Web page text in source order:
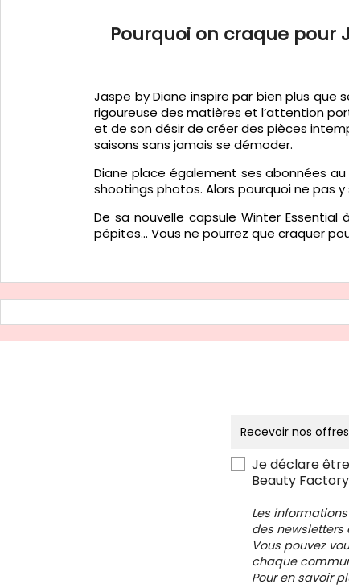
Pourquoi on craque pour
Jaspe by Diane inspire par bien plus que
rigoureuse des matières et l’attention
et de son désir de créer des pièces
saisons sans jamais se démoder.
Diane place également ses abonnées
shootings photos. Alors pourquoi ne pas
De sa nouvelle capsule Winter
pépites… Vous ne pourrez que craquer
Je déclare
Beauty
Les
des
Vous pouvez
chaque
Pour en savoir